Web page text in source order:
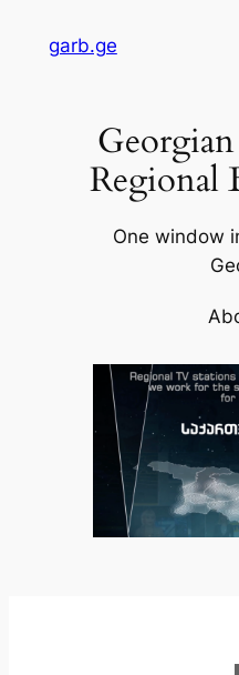
garb.ge
Regional
One window